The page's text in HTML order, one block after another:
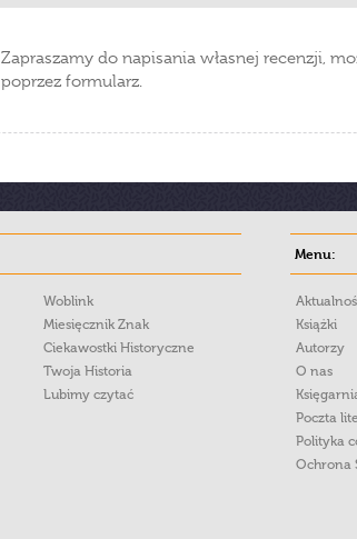
Zapraszamy do napisania własnej recenzji,
poprzez formularz.
Woblink
Miesięcznik Znak
Ciekawostki Historyczne
Twoja Historia
Lubimy czytać
Menu:
Książki
Autorzy
O nas
Poczta
Polityka
Ochrona